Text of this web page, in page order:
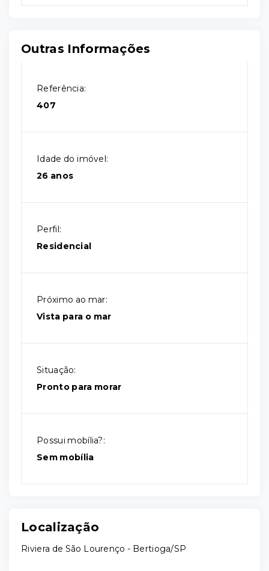
Outras Informações
Referência:
407
Idade do imóvel:
26 anos
Perfil:
Residencial
Próximo ao mar:
Vista para o mar
Situação:
Pronto para morar
Possui mobília?:
Sem mobília
Localização
Riviera de São Lourenço - Bertioga/SP